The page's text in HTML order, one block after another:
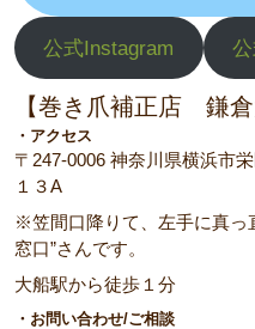
公式Instagram
【巻き爪補正店 鎌倉
・アクセス
〒247-0006 神奈川県横浜市
１３A
※笠間口降りて、左手に真っ
窓口”さんです。
大船駅から徒歩１分
・お問い合わせ/ご相談